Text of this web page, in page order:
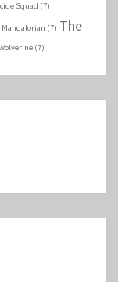
Squad (7)
Mandalorian (7) The
(7)